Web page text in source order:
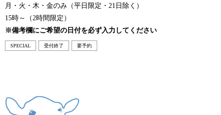
月・火・木・金のみ（平日限定・21日除く）
15時～（2時間限定）
※備考欄にご希望の日付を必ず入力してください
SPECIAL 受付終了 要予約